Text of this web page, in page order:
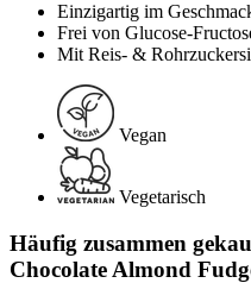
Einzigartig im
Frei von Glucose-
Mit Reis- &
Vegan
Vegetarisch
Häufig zusammen
Chocolate Almond